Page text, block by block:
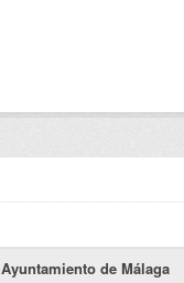
Ayuntamiento de Málaga